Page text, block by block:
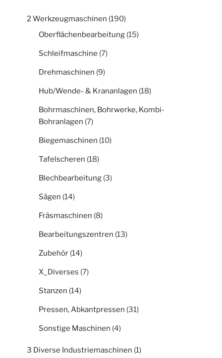
2 Werkzeugmaschinen (190)
Oberflächenbearbeitung (15)
Schleifmaschine (7)
Drehmaschinen (9)
Hub/Wende- & Krananlagen (18)
Bohrmaschinen, Bohrwerke, Kombi-
Bohranlagen (7)
Biegemaschinen (10)
Tafelscheren (18)
Blechbearbeitung (3)
Sägen (14)
Fräsmaschinen (8)
Bearbeitungszentren (13)
Zubehör (14)
X_Diverses (7)
Stanzen (14)
Pressen, Abkantpressen (31)
Sonstige Maschinen (4)
3 Diverse Industriemaschinen (1)